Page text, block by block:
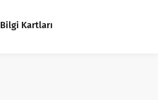
Bilgi Kartları